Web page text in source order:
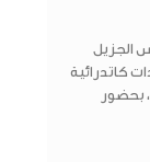
الجزيل
كاتدرائية
بحضور